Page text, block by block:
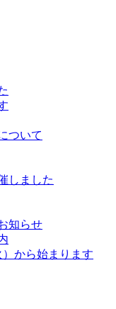
ついて
しました
知らせ
から始まります